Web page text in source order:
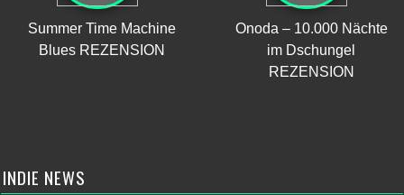
Summer Time Machine
Blues REZENSION
Onoda – 10.000 Nächte
im Dschungel
REZENSION
INDIE NEWS